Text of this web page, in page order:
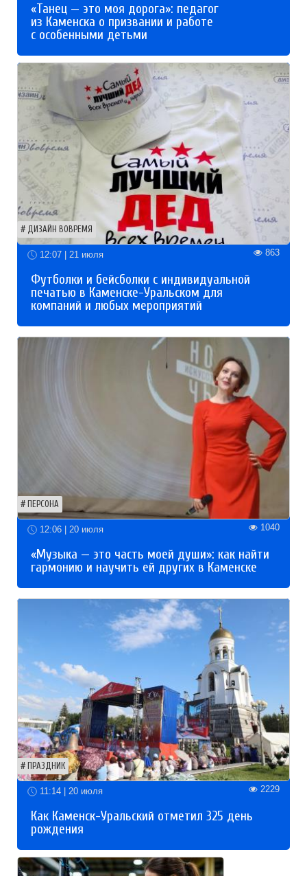
«Танец — это моя дорога»: педагог
из Каменска о призвании и работе
с особенными детьми
ДИЗАЙН ВОВРЕМЯ
12:07 | 21 июля 863
Футболки и бейсболки с индивидуальной
печатью в Каменске-Уральском для
компаний и любых мероприятий
ПЕРСОНА
12:06 | 20 июля 1040
«Музыка — это часть моей души»: как найти
гармонию и научить ей других в Каменске
ПРАЗДНИК
11:14 | 20 июля 2229
Как Каменск-Уральский отметил 325 день
рождения